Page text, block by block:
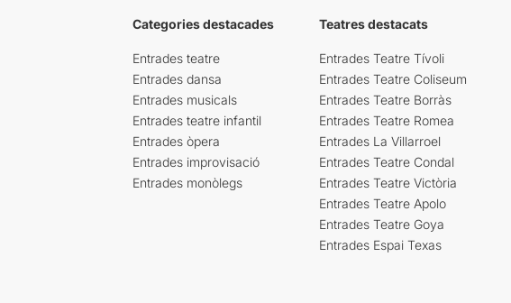
Categories destacades
Entrades teatre
Entrades dansa
Entrades musicals
Entrades teatre infantil
Entrades òpera
Entrades improvisació
Entrades monòlegs
Teatres destacats
Entrades Teatre Tívoli
Entrades Teatre Coliseum
Entrades Teatre Borràs
Entrades Teatre Romea
Entrades La Villarroel
Entrades Teatre Condal
Entrades Teatre Victòria
Entrades Teatre Apolo
Entrades Teatre Goya
Entrades Espai Texas